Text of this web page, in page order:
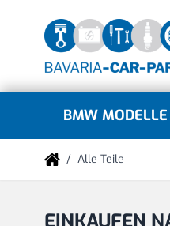
BMW MODELLE
/ Alle Teile